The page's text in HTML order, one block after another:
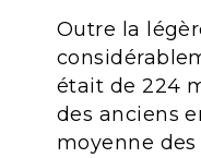
Outre la
était de 224
des anciens
moyenne